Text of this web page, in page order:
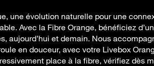
une évolution naturelle pour une
Avec la Fibre Orange, bénéficiez
aujourd’hui et demain. Nous
en douceur, avec votre Livebox
place à la fibre, vérifiez dès